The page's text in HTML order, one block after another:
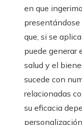
en que
que, si se
puede generar
salud y el
sucede con
relacionadas
su eficacia